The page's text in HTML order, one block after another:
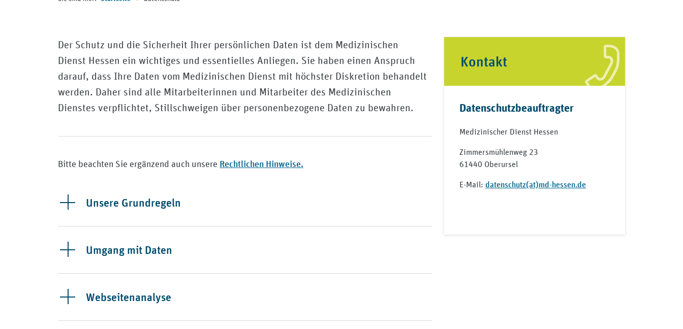
Der Schutz und die Sicherheit Ihrer persönlichen Daten ist dem Medizinischen
Dienst Hessen ein wichtiges und essentielles Anliegen. Sie haben einen Anspruch
darauf, dass Ihre Daten vom Medizinischen Dienst mit höchster Diskretion behandelt
werden. Daher sind alle Mitarbeiterinnen und Mitarbeiter des Medizinischen
Dienstes verpflichtet, Stillschweigen über personenbezogene Daten zu bewahren.
Bitte beachten Sie ergänzend auch unsere Rechtlichen Hinweise.
Unsere Grundregeln
Umgang mit Daten
Webseitenanalyse
Kontakt
Datenschutzbeauftragter
Medizinischer Dienst Hessen
Zimmersmühlenweg 23
61440 Oberursel
E-Mail: datenschutz(at)md-hessen.de